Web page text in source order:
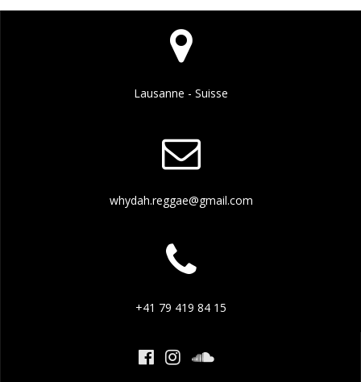
Lausanne - Suisse
whydah.reggae@gmail.com
+41 79 419 84 15